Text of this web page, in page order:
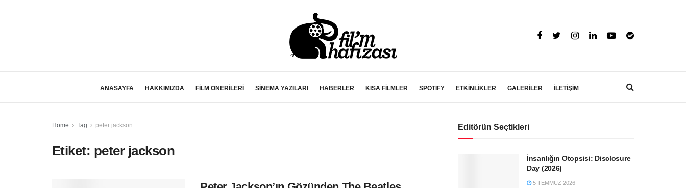
ANASAYFA HAKKIMIZDA FİLM ÖNERİLERİ SİNEMA YAZILARI HABERLER KISA FİLMLER SPOTIFY ETKİNLİKLER GALERİLER İLETİŞİM
Home Tag peter jackson
Etiket: peter jackson
Editörün Seçtikleri
İnsanlığın Otopsisi: Disclosure
Day (2026)
5 TEMMUZ 2026